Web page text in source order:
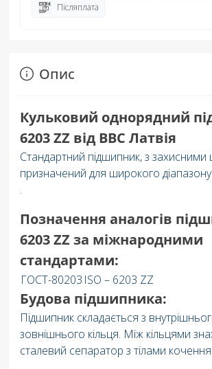
Післяплата
Опис
Кульковий однорядний
6203 ZZ від BBC Латвія
Стандартний підшипник, з
призначений для широкого
.
Позначення аналогів
6203 ZZ за міжнародними
стандартами:
ГОСТ-80203 ISO – 6203 ZZ
Будова підшипника:
Підшипник складається з
зовнішнього кільця. Між кільцями
сталевий сепаратор з тілами кочення.